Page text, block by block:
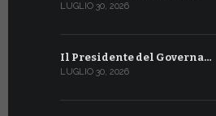
LUGLIO 30, 2026
Il Presidente del Governa…
LUGLIO 30, 2026